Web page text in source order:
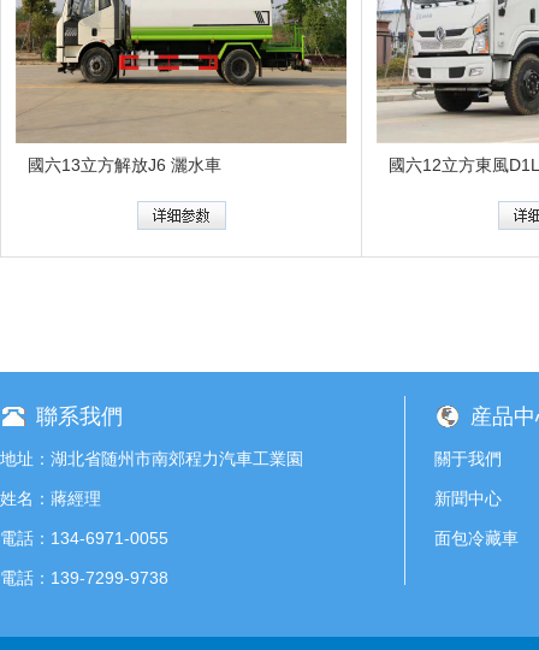
國六13立方解放J6 灑水車 國六12立方東風
聯系我們
地址：湖北省随州市南郊程力汽車工業園
姓名：蔣經理
電話：134-6971-0055
電話：139-7299-9738
産品
關于我們
新聞中心
面包冷藏車